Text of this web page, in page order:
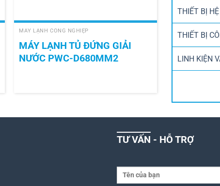
MÁY LẠNH CÔNG NGHIỆP
MÁY LẠNH TỦ ĐỨNG GIẢI
NƯỚC PWC-D680MM2
THIẾT BỊ
THIẾT BỊ
LINH KIỆN
TƯ VẤN - HỖ TRỢ